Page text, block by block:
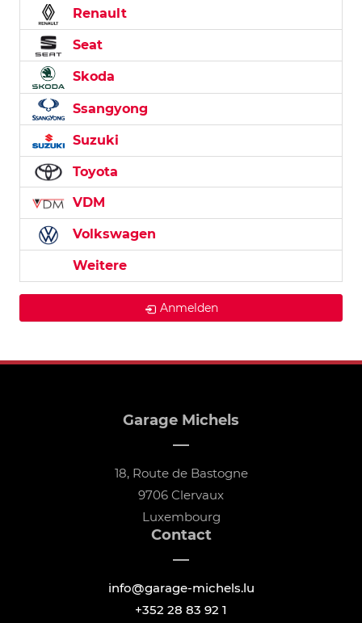
Renault
Seat
Skoda
Ssangyong
Suzuki
Toyota
VDM
Volkswagen
Weitere
Anmelden
Garage Michels
18, Route de Bastogne
9706 Clervaux
Luxembourg
Contact
info@garage-michels.lu
+352 28 83 92 1